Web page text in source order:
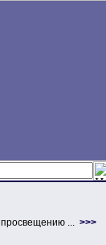
просвещению ... >>>